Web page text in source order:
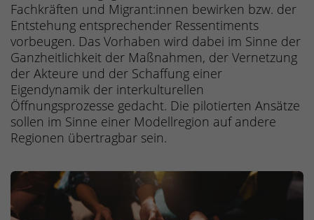
Fachkräften und Migrant:innen bewirken bzw. der
Entstehung entsprechender Ressentiments
vorbeugen. Das Vorhaben wird dabei im Sinne der
Ganzheitlichkeit der Maßnahmen, der Vernetzung
der Akteure und der Schaffung einer
Eigendynamik der interkulturellen
Öffnungsprozesse gedacht. Die pilotierten Ansätze
sollen im Sinne einer Modellregion auf andere
Regionen übertragbar sein.